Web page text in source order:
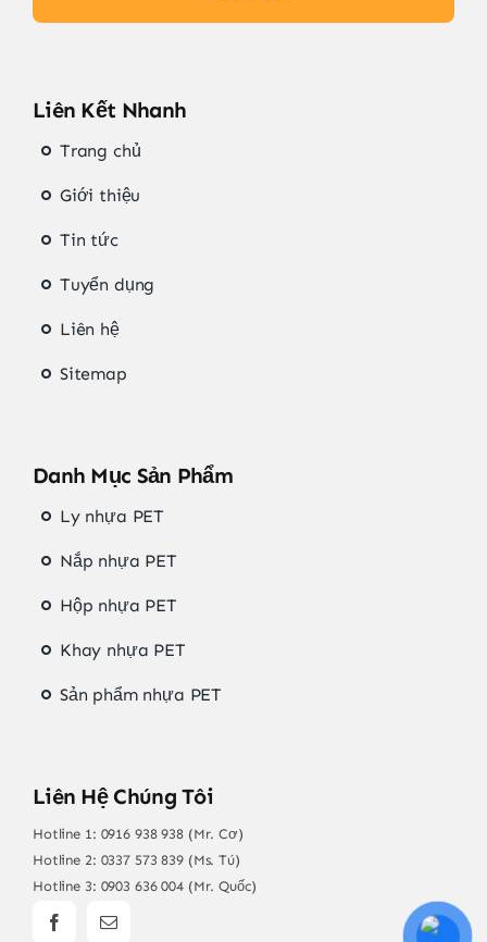
Liên Kết Nhanh
Trang chủ
Giới thiệu
Tin tức
Tuyển dụng
Liên hệ
Sitemap
Danh Mục Sản Phẩm
Ly nhựa PET
Nắp nhựa PET
Hộp nhựa PET
Khay nhựa PET
Sản phẩm nhựa PET
Liên Hệ Chúng Tôi
Hotline 1: 0916 938 938 (Mr. Cơ)
Hotline 2: 0337 573 839 (Ms. Tú)
Hotline 3: 0903 636 004 (Mr. Quốc)